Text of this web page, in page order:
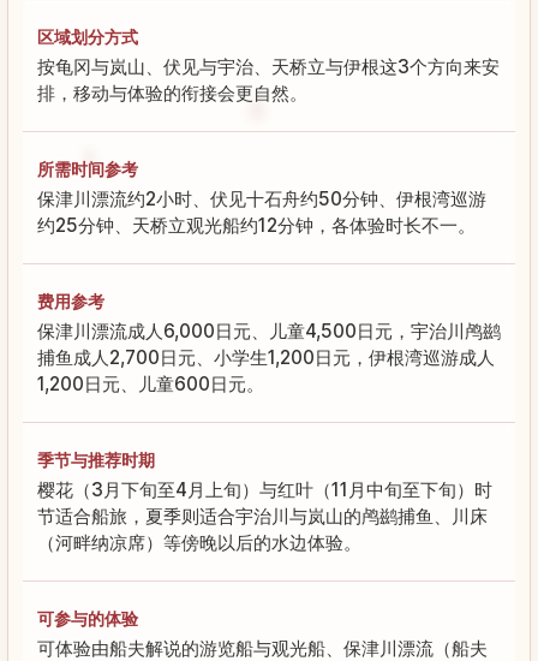
区域划分方式
按龟冈与岚山、伏见与宇治、天桥立与伊根这3个方向来安
排，移动与体验的衔接会更自然。
所需时间参考
保津川漂流约2小时、伏见十石舟约50分钟、伊根湾巡游
约25分钟、天桥立观光船约12分钟，各体验时长不一。
费用参考
保津川漂流成人6,000日元、儿童4,500日元，宇治川鸬鹚
捕鱼成人2,700日元、小学生1,200日元，伊根湾巡游成人
1,200日元、儿童600日元。
季节与推荐时期
樱花（3月下旬至4月上旬）与红叶（11月中旬至下旬）时
节适合船旅，夏季则适合宇治川与岚山的鸬鹚捕鱼、川床
（河畔纳凉席）等傍晚以后的水边体验。
可参与的体验
可体验由船夫解说的游览船与观光船、保津川漂流（船夫